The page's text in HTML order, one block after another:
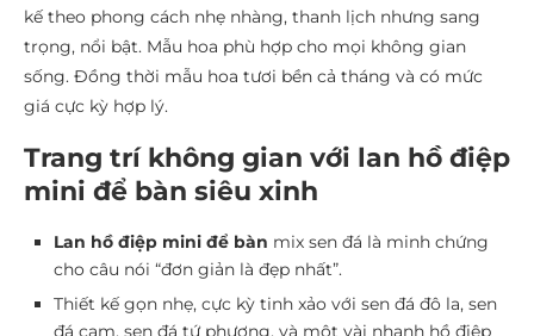
kế theo phong cách nhẹ nhàng, thanh lịch nhưng sang
trọng, nổi bật. Mẫu hoa phù hợp cho mọi không gian
sống. Đồng thời mẫu hoa tươi bền cả tháng và có mức
giá cực kỳ hợp lý.
Trang trí không gian với lan hồ điệp
mini để bàn siêu xinh
Lan hồ điệp mini để bàn mix sen đá là minh chứng
cho câu nói “đơn giản là đẹp nhất”.
Thiết kế gọn nhẹ, cực kỳ tinh xảo với sen đá đô la, sen
đá cam, sen đá tứ phương, và một vài nhanh hồ điệp